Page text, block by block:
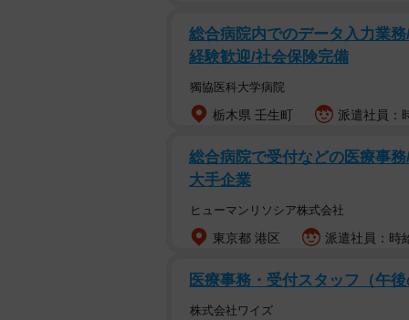
総合病院内でのデータ入力業
経験歓迎/社会保険完備
獨協医科大学病院
栃木県 壬生町 派遣社員：
総合病院で受付などの医療事
大手企業
ヒューマンリソシア株式会社
東京都 港区 派遣社員：時
医療事務・受付スタッフ（午
株式会社ワイズ